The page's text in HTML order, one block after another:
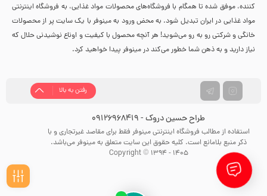
کننده، موفق شده تا همگام با فروشگاه‌های محصولات مواد غذایی، به فروشگاه اینترنتی
مواد غذایی در ایران تبدیل شود. به محض ورود به مینوفر با یک سایت پر از محصولات
خانگی و شرکتی رو به رو می‌شوید! هر آنچه محصول با کیفیت و اوناع نوشیدنی حلال که
نیاز دارید و به ذهن شما خطور می‌کند در مینوفر پیدا خواهید کرد.
رفتن به بالا
طراح حسین دروک - 09126968419
استفاده از مطالب فروشگاه اینترنتی مینوفر فقط برای مقاصد غیرتجاری و با
ذکر منبع بلامانع است. کلیه حقوق این سایت متعلق به مینوفر می‌باشد.
Copyright © 1394 - 1405